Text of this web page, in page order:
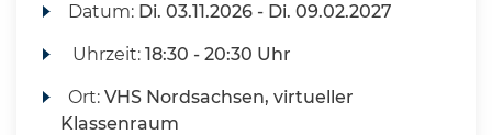
Datum: Di. 03.11.2026 - Di. 09.02.2027
Uhrzeit:18:30 - 20:30 Uhr
Ort:VHS Nordsachsen, virtueller
Klassenraum